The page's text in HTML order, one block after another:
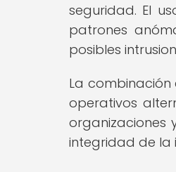
seguridad. El
patrones
posibles
La
operativos
organizaciones
integridad de la